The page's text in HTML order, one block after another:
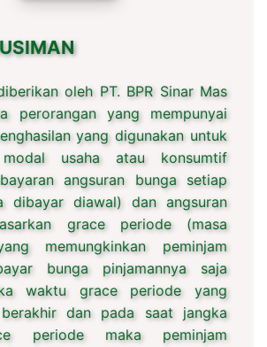
oleh PT. BPR Sinar Mas
perorangan yang mempunyai
yang digunakan untuk
modal usaha atau konsumtif
angsuran bunga setiap
dibayar diawal) dan angsuran
grace periode (masa
memungkinkan peminjam
bunga pinjamannya saja
waktu grace periode yang
dan pada saat jangka
periode maka peminjam